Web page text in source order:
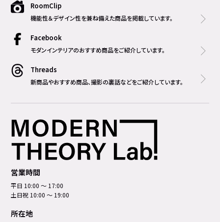
RoomClip
機能性＆デザイン性を兼ね備えた商品を掲載しています。
Facebook
モダンインテリアのおすすめ商品をご紹介しています。
Threads
新商品やおすすめ商品、撮影の裏話などをご紹介しています。
営業時間
平日 10:00 ～ 17:00
土日祝 10:00 ～ 19:00
所在地